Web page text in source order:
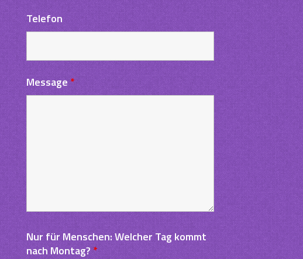
Telefon
Message*
Nur für Menschen: Welcher Tag kommt
nach Montag?*